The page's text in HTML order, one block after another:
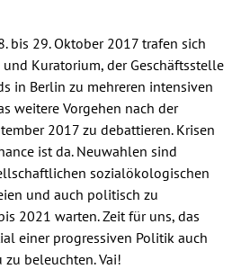
bis 29. Oktober 2017 trafen sich
Kuratorium, der Geschäftsstelle
in Berlin zu mehreren intensiven
weitere Vorgehen nach der
2017 zu debattieren. Krisen
ist da. Neuwahlen sind
sozialökologischen
und auch politisch zu
2021 warten. Zeit für uns, das
einer progressiven Politik auch
zu beleuchten. Vai!